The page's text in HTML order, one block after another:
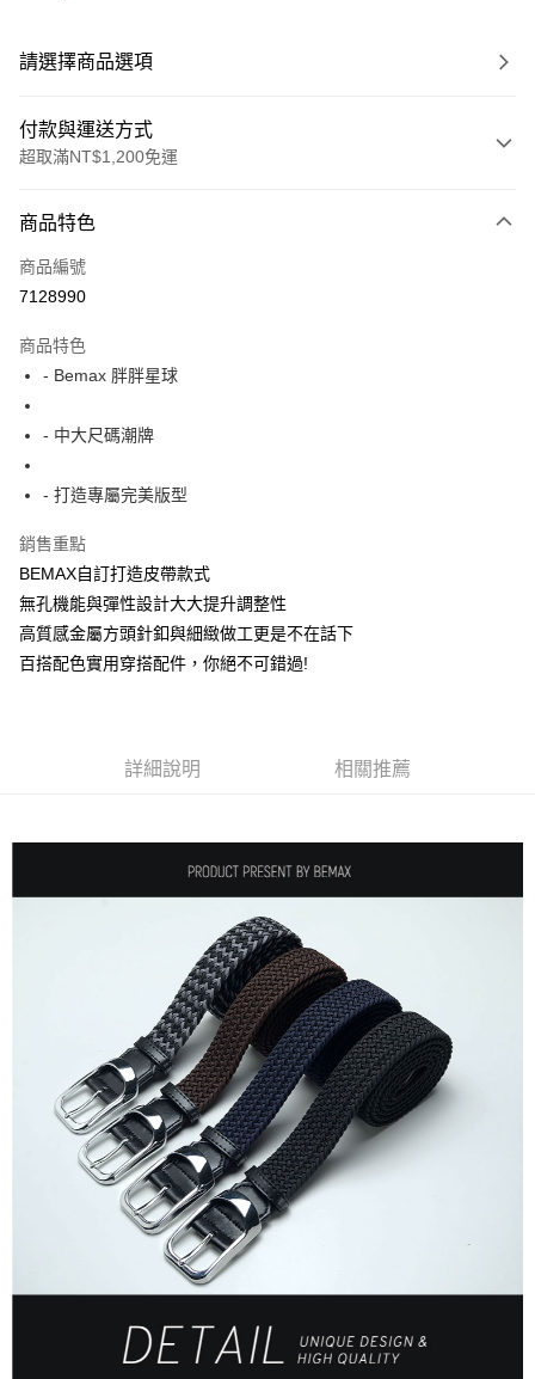
請選擇商品選項
付款與運送方式
超取滿NT$1,200免運
信用卡一次付款
超商取貨付款
Apple Pay
街口支付
AFTEE先享後付
相關說明
AFTEE先享後付是「在收到商品之後才付款」的支付方式。 讓您購物簡單
便利好安心！
１．簡單：不需註冊會員、不需綁卡、不需儲值。
２．便利：只要手機號碼，簡訊認證，即可結帳。
３．安心：先確認商品／服務後，再付款。
２．訂單成立數日內，您將收到繳費通知簡訊。
※ 交易是否成功請以「AFTEE先享後付 」之結帳頁面顯示為準，若有關於
是否繳費成功／繳費後需取消欲退款等相關疑問，請聯繫「AFTEE先享後付
https://netprotections.freshdesk.com/support/home
１．透過由恩沛科技股份有限公司提供之「AFTEE先享後付」服務完成之交
易，需依本服務之必要範圍內提供個人資料，並將交易相關給付款項請求債
權轉讓予恩沛科技股份有限公司。
２．關於個人資料處理事宜，請瀏覽以下網址：
https://aftee.tw/terms/#terms3
３．未成年的使用者請事先徵得法定代理人或監護人之同意方可使用
「AFTEE先享後付」，若未經同意申辦者引起之損失，本公司不負相關責
４．使用「AFTEE先享後付」時，將依據個別帳號之用戶狀況，依本公司即
時審查核予不同之上限額度；若仍有額度不足之情形，本公司將視審查結果
請求用戶進行身份認證。
５．嚴禁一人註冊多個帳號或使用他人資訊註冊。若發現惡意使用之情形，
恩沛科技股份有限公司將有權停止該用戶之使用額度並採取法律行動。
ATM付款
運送方式
全家付款取貨
每筆NT$80，滿NT$1,200(含以上)免運費
商品特色
商品編號
7128990
商品特色
- Bemax 胖胖星球
- 中大尺碼潮牌
- 打造專屬完美版型
銷售重點
BEMAX自訂打造皮帶款式
無孔機能與彈性設計大大提升調整性
高質感金屬方頭針釦與細緻做工更是不在話下
百搭配色實用穿搭配件，你絕不可錯過!
詳細說明 相關推薦